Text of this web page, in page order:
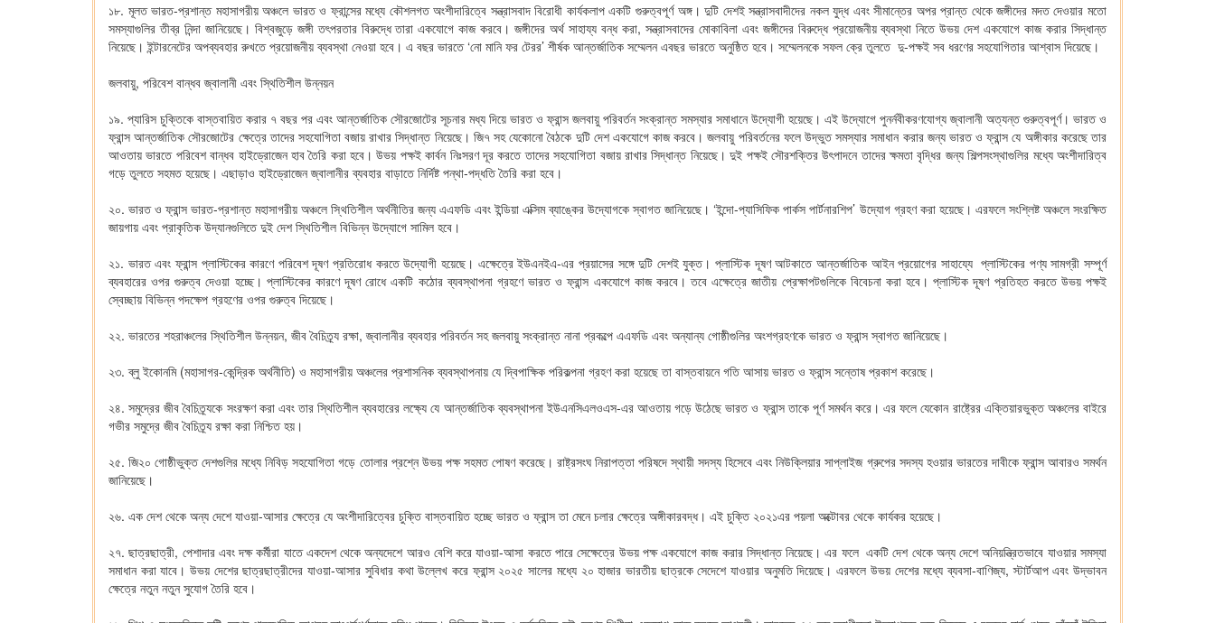
১৮. মূলত ভারত-প্রশান্ত মহাসাগরীয় অঞ্চলে ভারত ও ফ্রান্সের মধ্যে কৌশলগত অংশীদারিত্বে সন্ত্রাসবাদ বিরোধী কার্যকলাপ একটি গুরুত্বপূর্ণ অঙ্গ। দুটি দেশই সন্ত্রাসবাদীদের নকল যুদ্ধ এবং সীমান্তের অপর প্রান্ত থেকে জঙ্গীদের মদত দেওয়ার মতো
সমস্যাগুলির তীব্র নিন্দা জানিয়েছে। বিশ্বজুড়ে জঙ্গী তৎপরতার বিরুদ্ধে তারা একযোগে কাজ করবে। জঙ্গীদের অর্থ সাহায্য বন্ধ করা, সন্ত্রাসবাদের মোকাবিলা এবং জঙ্গীদের বিরুদ্ধে প্রয়োজনীয় ব্যবস্থা নিতে উভয় দেশ একযোগে কাজ করার সিদ্ধান্ত
নিয়েছে। ইন্টারনেটের অপব্যবহার রুখতে প্রয়োজনীয় ব্যবস্থা নেওয়া হবে। এ বছর ভারতে ‘নো মানি ফর টেরর’ শীর্ষক আন্তর্জাতিক সম্মেলন এবছর ভারতে অনুষ্ঠিত হবে। সম্মেলনকে সফল ক্রে তুলতে দু-পক্ষই সব ধরণের সহযোগিতার আশ্বাস দিয়েছে।
জলবায়ু, পরিবেশ বান্ধব জ্বালানী এবং স্থিতিশীল উন্নয়ন
১৯. প্যারিস চুক্তিকে বাস্তবায়িত করার ৭ বছর পর এবং আন্তর্জাতিক সৌরজোটের সূচনার মধ্য দিয়ে ভারত ও ফ্রান্স জলবায়ু পরিবর্তন সংক্রান্ত সমস্যার সমাধানে উদ্যোগী হয়েছে। এই উদ্যোগে পুনর্নবীকরণযোগ্য জ্বালানী অত্যন্ত গুরুত্বপূর্ণ। ভারত ও
ফ্রান্স আন্তর্জাতিক সৌরজোটের ক্ষেত্রে তাদের সহযোগিতা বজায় রাখার সিদ্ধান্ত নিয়েছে। জি৭ সহ যেকোনো বৈঠকে দুটি দেশ একযোগে কাজ করবে। জলবায়ু পরিবর্তনের ফলে উদ্ভুত সমস্যার সমাধান করার জন্য ভারত ও ফ্রান্স যে অঙ্গীকার করেছে তার
আওতায় ভারতে পরিবেশ বান্ধব হাইড্রোজেন হাব তৈরি করা হবে। উভয় পক্ষই কার্বন নিঃসরণ দূর করতে তাদের সহযোগিতা বজায় রাখার সিদ্ধান্ত নিয়েছে। দুই পক্ষই সৌরশক্তির উৎপাদনে তাদের ক্ষমতা বৃদ্ধির জন্য শিল্পসংস্থাগুলির মধ্যে অংশীদারিত্ব
গড়ে তুলতে সহমত হয়েছে। এছাড়াও হাইড্রোজেন জ্বালানীর ব্যবহার বাড়াতে নির্দিষ্ট পন্থা-পদ্ধতি তৈরি করা হবে।
২০. ভারত ও ফ্রান্স ভারত-প্রশান্ত মহাসাগরীয় অঞ্চলে স্থিতিশীল অর্থনীতির জন্য এএফডি এবং ইন্ডিয়া এক্সিম ব্যাঙ্কের উদ্যোগকে স্বাগত জানিয়েছে। ‘ইন্দো-প্যাসিফিক পার্কস পার্টনারশিপ’ উদ্যোগ গ্রহণ করা হয়েছে। এরফলে সংশ্লিষ্ট অঞ্চলে সংরক্ষিত
জায়গায় এবং প্রাকৃতিক উদ্যানগুলিতে দুই দেশ স্থিতিশীল বিভিন্ন উদ্যোগে সামিল হবে।
২১. ভারত এবং ফ্রান্স প্লাস্টিকের কারণে পরিবেশ দূষণ প্রতিরোধ করতে উদ্যোগী হয়েছে। এক্ষেত্রে ইউএনইএ-এর প্রয়াসের সঙ্গে দুটি দেশই যুক্ত। প্লাস্টিক দূষণ আটকাতে আন্তর্জাতিক আইন প্রয়োগের সাহায্যে প্লাস্টিকের পণ্য সামগ্রী সম্পূর্ণ
ব্যবহারের ওপর গুরুত্ব দেওয়া হচ্ছে। প্লাস্টিকের কারণে দূষণ রোধে একটি কঠোর ব্যবস্থাপনা গ্রহণে ভারত ও ফ্রান্স একযোগে কাজ করবে। তবে এক্ষেত্রে জাতীয় প্রেক্ষাপটগুলিকে বিবেচনা করা হবে। প্লাস্টিক দূষণ প্রতিহত করতে উভয় পক্ষই
স্বেচ্ছায় বিভিন্ন পদক্ষেপ গ্রহণের ওপর গুরুত্ব দিয়েছে।
২২. ভারতের শহরাঞ্চলের স্থিতিশীল উন্নয়ন, জীব বৈচিত্র্য রক্ষা, জ্বালানীর ব্যবহার পরিবর্তন সহ জলবায়ু সংক্রান্ত নানা প্রকল্পে এএফডি এবং অন্যান্য গোষ্ঠীগুলির অংশগ্রহণকে ভারত ও ফ্রান্স স্বাগত জানিয়েছে।
২৩. ব্লু ইকোনমি (মহাসাগর-কেন্দ্রিক অর্থনীতি) ও মহাসাগরীয় অঞ্চলের প্রশাসনিক ব্যবস্থাপনায় যে দ্বিপাক্ষিক পরিকল্পনা গ্রহণ করা হয়েছে তা বাস্তবায়নে গতি আসায় ভারত ও ফ্রান্স সন্তোষ প্রকাশ করেছে।
২৪. সমুদ্রের জীব বৈচিত্র্যকে সংরক্ষণ করা এবং তার স্থিতিশীল ব্যবহারের লক্ষ্যে যে আন্তর্জাতিক ব্যবস্থাপনা ইউএনসিএলওএস-এর আওতায় গড়ে উঠেছে ভারত ও ফ্রান্স তাকে পূর্ণ সমর্থন করে। এর ফলে যেকোন রাষ্ট্রের এক্তিয়ারভুক্ত অঞ্চলের বাইরে
গভীর সমুদ্রে জীব বৈচিত্র্য রক্ষা করা নিশ্চিত হয়।
২৫. জি২০ গোষ্ঠীভুক্ত দেশগুলির মধ্যে নিবিড় সহযোগিতা গড়ে তোলার প্রশ্নে উভয় পক্ষ সহমত পোষণ করেছে। রাষ্ট্রসংঘ নিরাপত্তা পরিষদে স্থায়ী সদস্য হিসেবে এবং নিউক্লিয়ার সাপ্লাইজ গ্রুপের সদস্য হওয়ার ভারতের দাবীকে ফ্রান্স আবারও সমর্থন
জানিয়েছে।
২৬. এক দেশ থেকে অন্য দেশে যাওয়া-আসার ক্ষেত্রে যে অংশীদারিত্বের চুক্তি বাস্তবায়িত হচ্ছে ভারত ও ফ্রান্স তা মেনে চলার ক্ষেত্রে অঙ্গীকারবদ্ধ। এই চুক্তি ২০২১এর পয়লা অক্টোবর থেকে কার্যকর হয়েছে।
২৭. ছাত্রছাত্রী, পেশাদার এবং দক্ষ কর্মীরা যাতে একদেশ থেকে অন্যদেশে আরও বেশি করে যাওয়া-আসা করতে পারে সেক্ষেত্রে উভয় পক্ষ একযোগে কাজ করার সিদ্ধান্ত নিয়েছে। এর ফলে একটি দেশ থেকে অন্য দেশে অনিয়ন্ত্রিতভাবে যাওয়ার সমস্যা
সমাধান করা যাবে। উভয় দেশের ছাত্রছাত্রীদের যাওয়া-আসার সুবিধার কথা উল্লেখ করে ফ্রান্স ২০২৫ সালের মধ্যে ২০ হাজার ভারতীয় ছাত্রকে সেদেশে যাওয়ার অনুমতি দিয়েছে। এরফলে উভয় দেশের মধ্যে ব্যবসা-বাণিজ্য, স্টার্টআপ এবং উদ্ভাবন
ক্ষেত্রে নতুন নতুন সুযোগ তৈরি হবে।